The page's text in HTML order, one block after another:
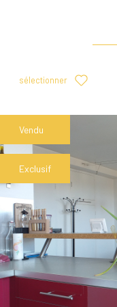
sélectionner
Vendu
Exclusif